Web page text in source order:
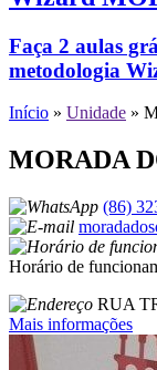
Faça 2 aulas
metodologia
Início » Unidade »
MORADA
(86)
Horário de
RUA
Mais informações